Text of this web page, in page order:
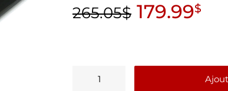
265.05$ 179.99$